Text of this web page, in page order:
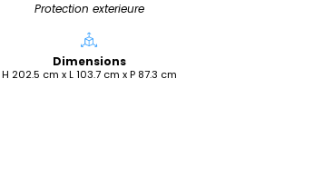
Protection exterieure
Dimensions
H 202.5 cm x L 103.7 cm x P 87.3 cm